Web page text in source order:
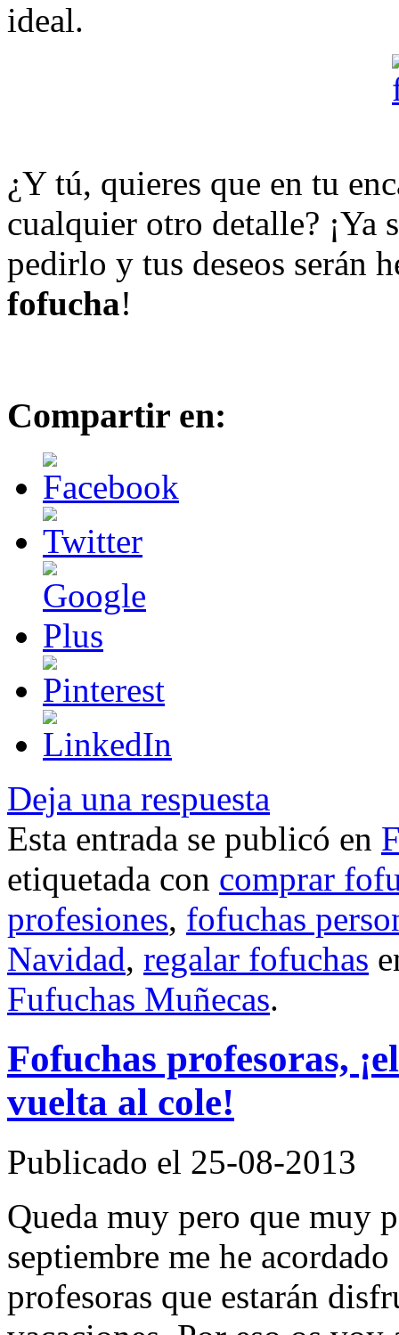
ideal.
¿Y tú, quieres que en tu
cualquier otro detalle? ¡Ya
pedirlo y tus deseos serán
fofucha!
Compartir en:
Deja una respuesta
Esta entrada se publicó en
etiquetada con comprar
profesiones, fofuchas
Navidad, regalar fofuchas
Fufuchas Muñecas.
Fofuchas profesoras,
vuelta al cole!
Publicado el 25-08-2013
Queda muy pero que muy
septiembre me he
profesoras que estarán